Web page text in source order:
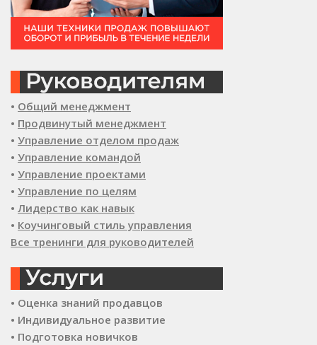
• Общий менеджмент
• Продвинутый менеджмент
• Управление отделом продаж
• Управление командой
• Управление проектами
• Управление по целям
• Лидерство как навык
• Коучинговый стиль управления
Все тренинги для руководителей
• Оценка знаний продавцов
• Индивидуальное развитие
• Подготовка новичков